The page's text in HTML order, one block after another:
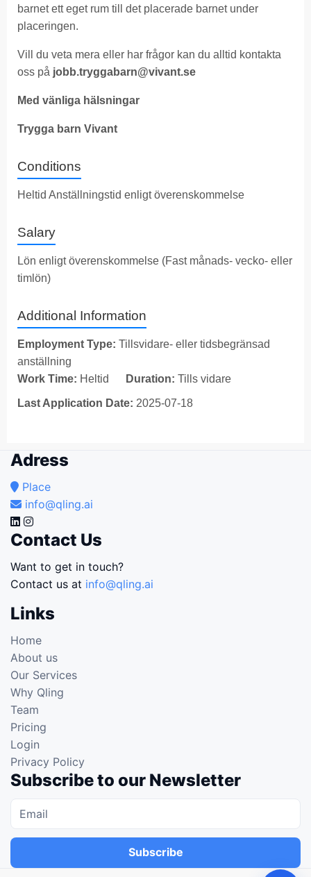
barnet ett eget rum till det placerade barnet under
placeringen.
Vill du veta mera eller har frågor kan du alltid kontakta
oss på jobb.tryggabarn@vivant.se
Med vänliga hälsningar
Trygga barn Vivant
Conditions
Heltid Anställningstid enligt överenskommelse
Salary
Lön enligt överenskommelse (Fast månads- vecko- eller
timlön)
Additional Information
Employment Type: Tillsvidare- eller tidsbegränsad
anställning
Work Time: Heltid Duration: Tills vidare
Last Application Date: 2025-07-18
Adress
Place
info@qling.ai
Contact Us
Want to get in touch?
Contact us at info@qling.ai
Links
Home
About us
Our Services
Why Qling
Team
Pricing
Login
Privacy Policy
Subscribe to our Newsletter
Subscribe